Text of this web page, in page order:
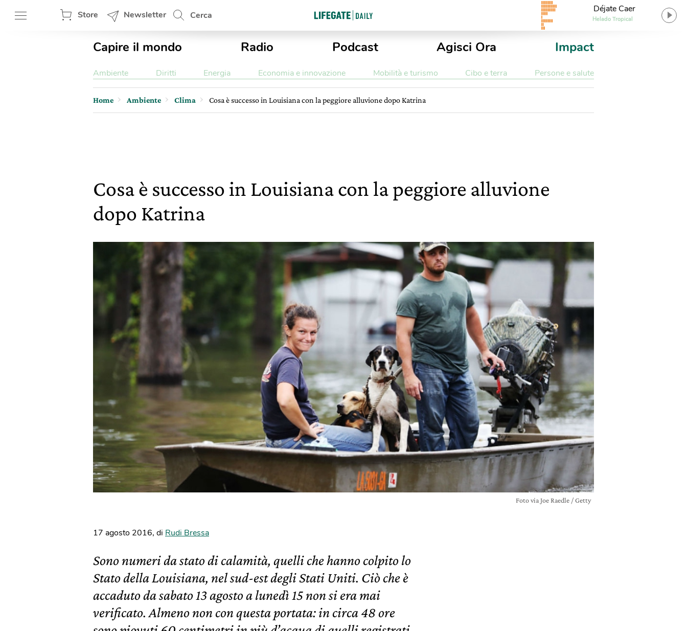
Store Newsletter Cerca
Déjate Caer
Helado Tropical
Capire il mondo Radio Podcast Agisci Ora Impact
Ambiente Diritti Energia Economia e innovazione Mobilità e turismo Cibo e terra Persone e salute
Home Ambiente Clima Cosa è successo in Louisiana con la peggiore alluvione dopo Katrina
Cosa è successo in Louisiana con la peggiore alluvione
dopo Katrina
Foto via Joe Raedle / Getty
17 agosto 2016, di Rudi Bressa
Sono numeri da stato di calamità, quelli che hanno colpito lo
Stato della Louisiana, nel sud-est degli Stati Uniti. Ciò che è
accaduto da sabato 13 agosto a lunedì 15 non si era mai
verificato. Almeno non con questa portata: in circa 48 ore